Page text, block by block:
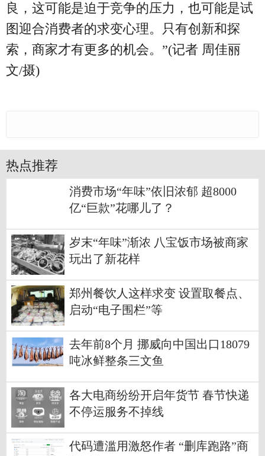
良，这可能是迫于竞争的压力，也可能是试
图迎合消费者的求变心理。只有创新和探
索，商家才有更多的机会。”(记者 周佳丽
文/摄)
热点推荐
消费市场“年味”依旧浓郁 超8000
亿“巨款”花哪儿了？
岁末“年味”渐浓 八宝饭市场被商家
玩出了新花样
郑州餐饮人这样求变 设置取餐点、
启动“电子围栏”等
去年前8个月 挪威向中国出口18079
吨冰鲜整条三文鱼
各大电商纷纷开启年货节 春节快递
不停运服务不掉线
代码遭滥用激怒作者 “删库跑路”商